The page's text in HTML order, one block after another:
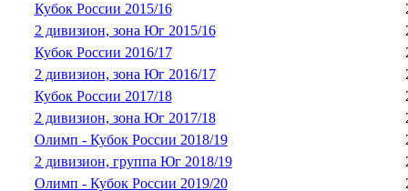
Кубок России 2015/16
2 дивизион, зона Юг 2015/16
Кубок России 2016/17
2 дивизион, зона Юг 2016/17
Кубок России 2017/18
2 дивизион, зона Юг 2017/18
Олимп - Кубок России 2018/19
2 дивизион, группа Юг 2018/19
Олимп - Кубок России 2019/20